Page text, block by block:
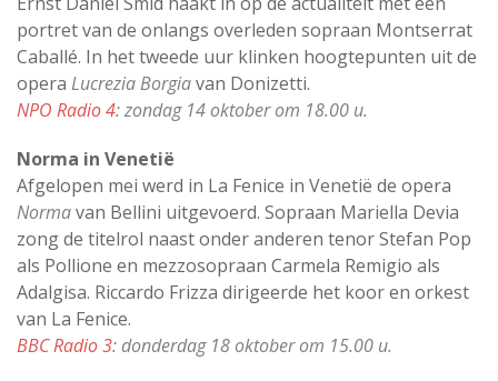
portret van de onlangs overleden sopraan Montserrat
Caballé. In het tweede uur klinken hoogtepunten uit de
opera Lucrezia Borgiavan Donizetti.
NPO Radio 4: zondag 14 oktober om 18.00 u.
Norma in Venetië
Afgelopen mei werd in La Fenice in Venetië de opera
Normavan Bellini uitgevoerd. Sopraan Mariella Devia
zong de titelrol naast onder anderen tenor Stefan Pop
als Pollione en mezzosopraan Carmela Remigio als
Adalgisa. Riccardo Frizza dirigeerde het koor en orkest
van La Fenice.
BBC Radio 3: donderdag 18 oktober om 15.00 u.